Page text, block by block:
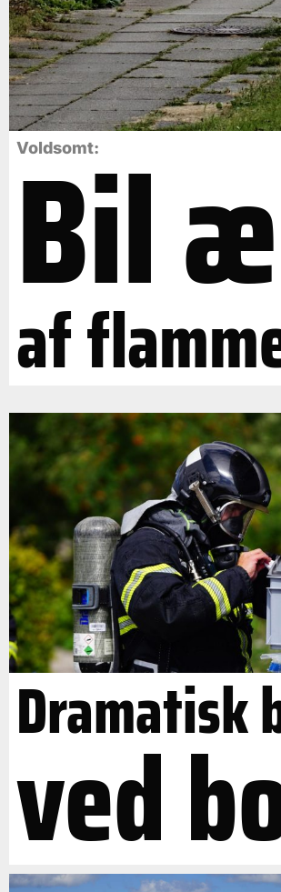
Voldsomt:
Bil
af
Dramatisk
ved